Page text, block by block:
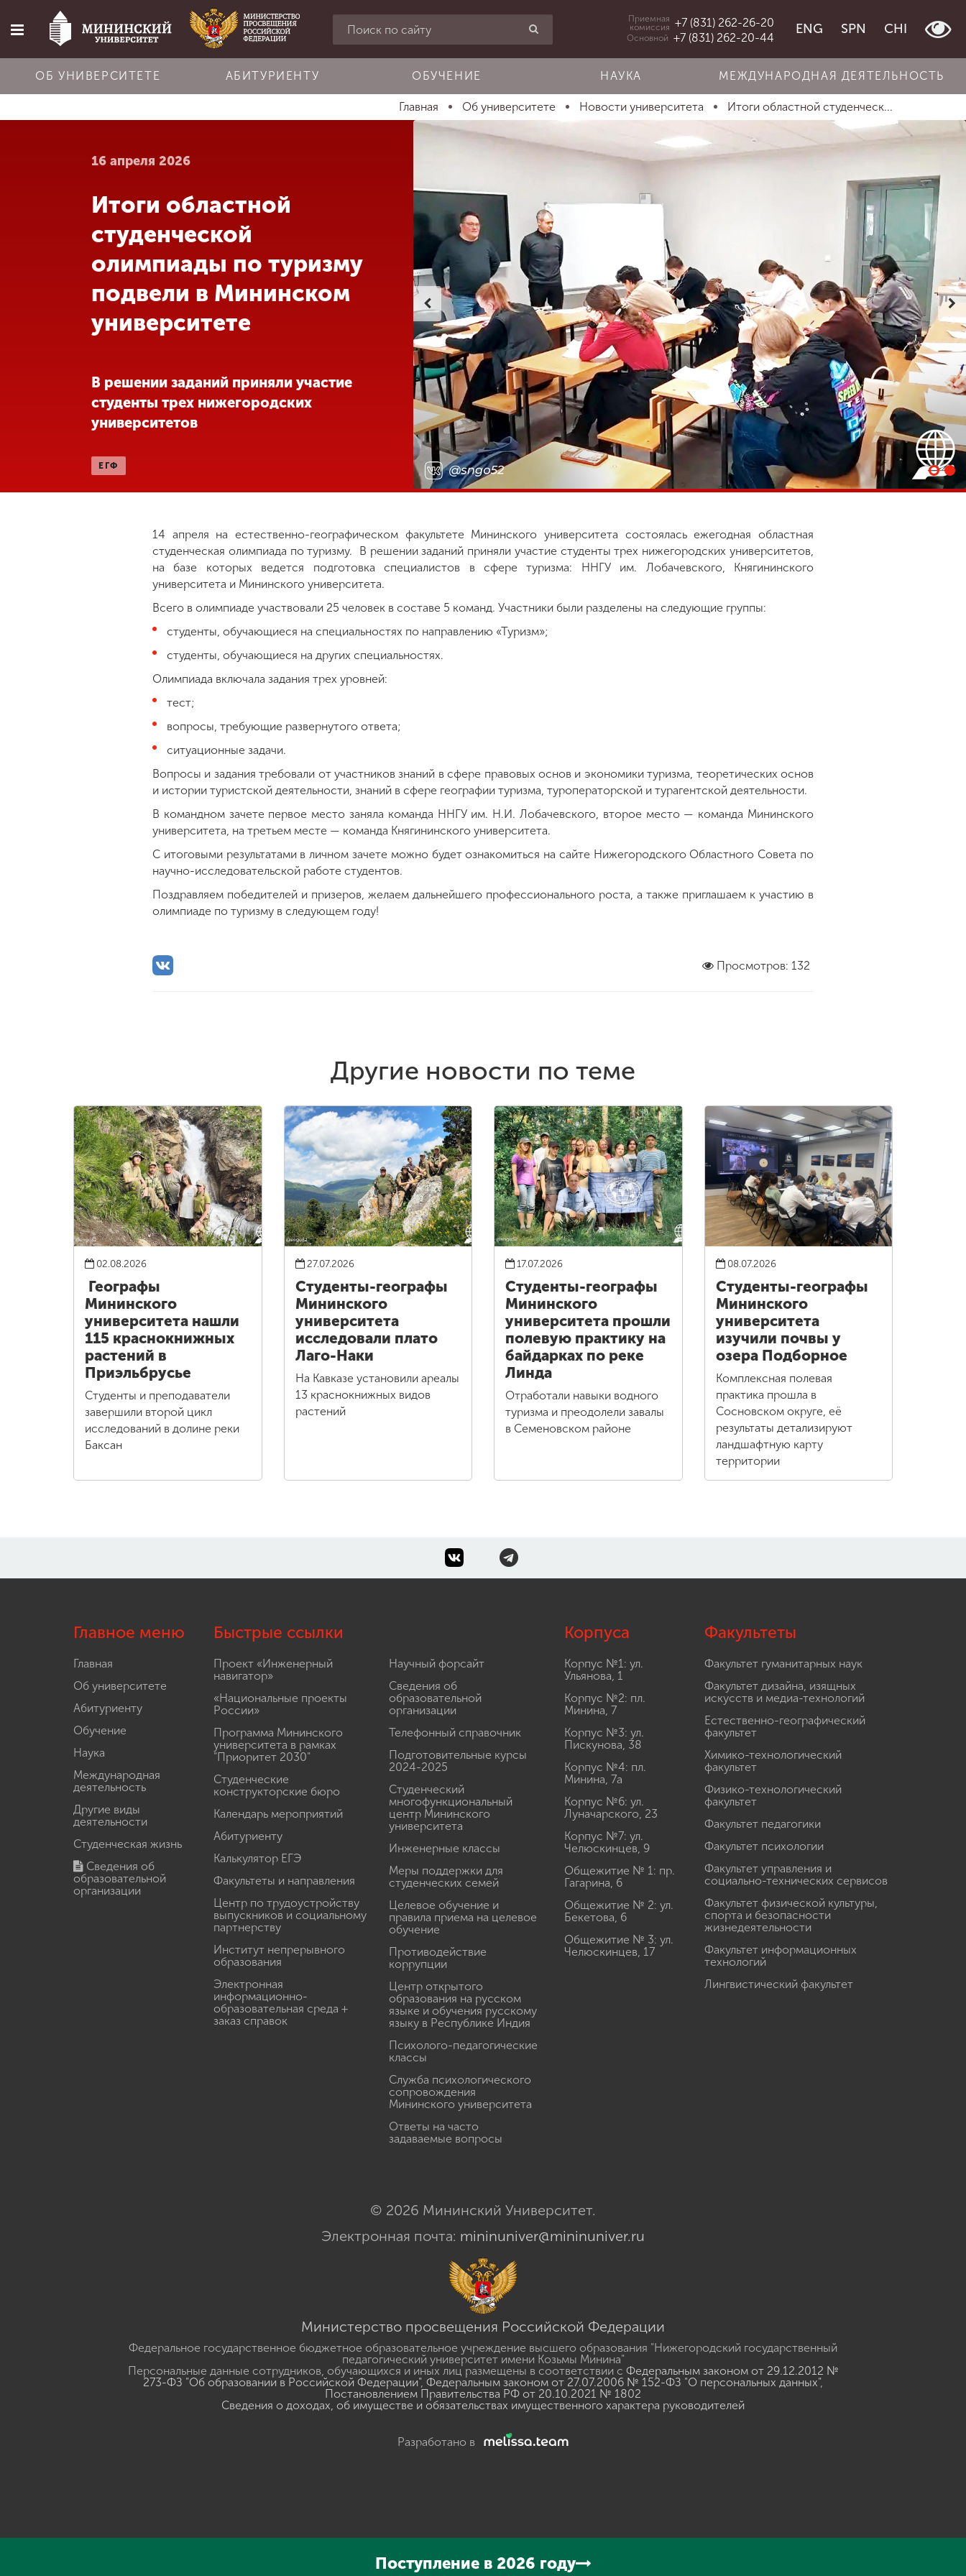
Главная
Об университете
Абитуриенту
Обучение
Другие виды
деятельности
Студенческая
Приемная
комиссия +7 (831) 262-26-20
Основной +7 (831) 262-20-44
ENG SPN CHI
ОБ УНИВЕРСИТЕТЕ АБИТУРИЕНТУ ОБУЧЕНИЕ НАУКА МЕЖДУНАРОДНАЯ ДЕЯТЕЛЬНОСТЬ
Главная Об университете Новости университета Итоги областной студенческ...
16 апреля 2026
Итоги областной
студенческой
олимпиады по туризму
подвели в Мининском
университете
В решении заданий приняли участие
студенты трех нижегородских
университетов
ЕГФ
14 апреля на естественно-географическом факультете Мининского университета состоялась ежегодная областная
студенческая олимпиада по туризму. В решении заданий приняли участие студенты трех нижегородских университетов,
на базе которых ведется подготовка специалистов в сфере туризма: ННГУ им. Лобачевского, Княгининского
университета и Мининского университета.
Всего в олимпиаде участвовали 25 человек в составе 5 команд. Участники были разделены на следующие группы:
студенты, обучающиеся на специальностях по направлению «Туризм»;
студенты, обучающиеся на других специальностях.
Олимпиада включала задания трех уровней:
тест;
вопросы, требующие развернутого ответа;
ситуационные задачи.
Вопросы и задания требовали от участников знаний в сфере правовых основ и экономики туризма, теоретических основ
и истории туристской деятельности, знаний в сфере географии туризма, туроператорской и турагентской деятельности.
В командном зачете первое место заняла команда ННГУ им. Н.И. Лобачевского, второе место — команда Мининского
университета, на третьем месте — команда Княгининского университета.
С итоговыми результатами в личном зачете можно будет ознакомиться на сайте Нижегородского Областного Совета по
научно-исследовательской работе студентов.
Поздравляем победителей и призеров, желаем дальнейшего профессионального роста, а также приглашаем к участию в
олимпиаде по туризму в следующем году!
Просмотров: 132
Другие новости по теме
02.08.2026
Географы
Мининского
университета нашли
115 краснокнижных
растений в
Приэльбрусье
Студенты и преподаватели
завершили второй цикл
исследований в долине реки
Баксан
27.07.2026
Студенты-географы
Мининского
университета
исследовали плато
Лаго-Наки
На Кавказе установили ареалы
13 краснокнижных видов
растений
17.07.2026
Студенты-географы
Мининского
университета прошли
полевую практику на
байдарках по реке
Линда
Отработали навыки водного
туризма и преодолели завалы
в Семеновском районе
08.07.2026
Студенты-географы
Мининского
университета
изучили почвы у
озера Подборное
Комплексная полевая
практика прошла в
Сосновском округе, её
результаты детализируют
ландшафтную карту
территории
Главное меню
Главная
Об университете
Абитуриенту
Обучение
Наука
Международная
деятельность
Другие виды
деятельности
Студенческая жизнь
Сведения об
образовательной
организации
Быстрые ссылки
Проект «Инженерный
навигатор»
«Национальные проекты
России»
Программа Мининского
университета в рамках
"Приоритет 2030"
Студенческие
конструкторские бюро
Календарь мероприятий
Абитуриенту
Калькулятор ЕГЭ
Факультеты и направления
Центр по трудоустройству
выпускников и социальному
партнерству
Институт непрерывного
образования
Электронная
информационно-
образовательная среда +
заказ справок
Научный форсайт
Сведения об
образовательной
организации
Телефонный справочник
Подготовительные курсы
2024-2025
Студенческий
многофункциональный
центр Мининского
университета
Инженерные классы
Меры поддержки для
студенческих семей
Целевое обучение и
правила приема на целевое
обучение
Противодействие
коррупции
Центр открытого
образования на русском
языке и обучения русскому
языку в Республике Индия
Психолого-педагогические
классы
Служба психологического
сопровождения
Мининского университета
Ответы на часто
задаваемые вопросы
Корпуса
Корпус №1: ул.
Ульянова, 1
Корпус №2: пл.
Минина, 7
Корпус №3: ул.
Пискунова, 38
Корпус №4: пл.
Минина, 7а
Корпус №6: ул.
Луначарского, 23
Корпус №7: ул.
Челюскинцев, 9
Общежитие № 1: пр.
Гагарина, 6
Общежитие № 2: ул.
Бекетова, 6
Общежитие № 3: ул.
Челюскинцев, 17
Факультеты
Факультет гуманитарных наук
Факультет дизайна, изящных
искусств и медиа-технологий
Естественно-географический
факультет
Химико-технологический
факультет
Физико-технологический
факультет
Факультет педагогики
Факультет психологии
Факультет управления и
социально-технических сервисов
Факультет физической культуры,
спорта и безопасности
жизнедеятельности
Факультет информационных
технологий
Лингвистический факультет
© 2026 Мининский Университет.
Электронная почта: mininuniver@mininuniver.ru
Министерство просвещения Российской Федерации
Федеральное государственное бюджетное образовательное учреждение высшего образования "Нижегородский государственный
педагогический университет имени Козьмы Минина"
Персональные данные сотрудников, обучающихся и иных лиц размещены в соответствии с Федеральным законом от 29.12.2012 №
273-ФЗ "Об образовании в Российской Федерации", Федеральным законом от 27.07.2006 № 152-ФЗ "О персональных данных",
Постановлением Правительства РФ от 20.10.2021 № 1802
Сведения о доходах, об имуществе и обязательствах имущественного характера руководителей
Разработано в
Поступление в 2026 году